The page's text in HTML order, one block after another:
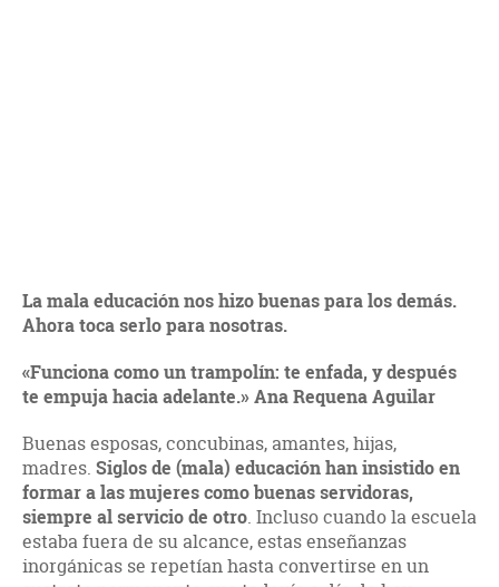
La mala educación nos hizo buenas para los demás.
Ahora toca serlo para nosotras.
«Funciona como un trampolín: te enfada, y después
te empujahacia adelante.»Ana Requena Aguilar
Buenas esposas, concubinas, amantes, hijas,
madres. Siglos de (mala) educación han insistido en
formar a las mujeres como buenas servidoras,
siempre al servicio de otro. Incluso cuando la escuela
estaba fuera de su alcance, estas enseñanzas
inorgánicas se repetían hasta convertirse en un